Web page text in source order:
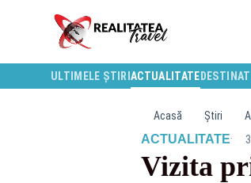
ULTIMELE ȘTIRI ACTUALITATE
Acasă Știri
ACTUALITATE·
Vizita